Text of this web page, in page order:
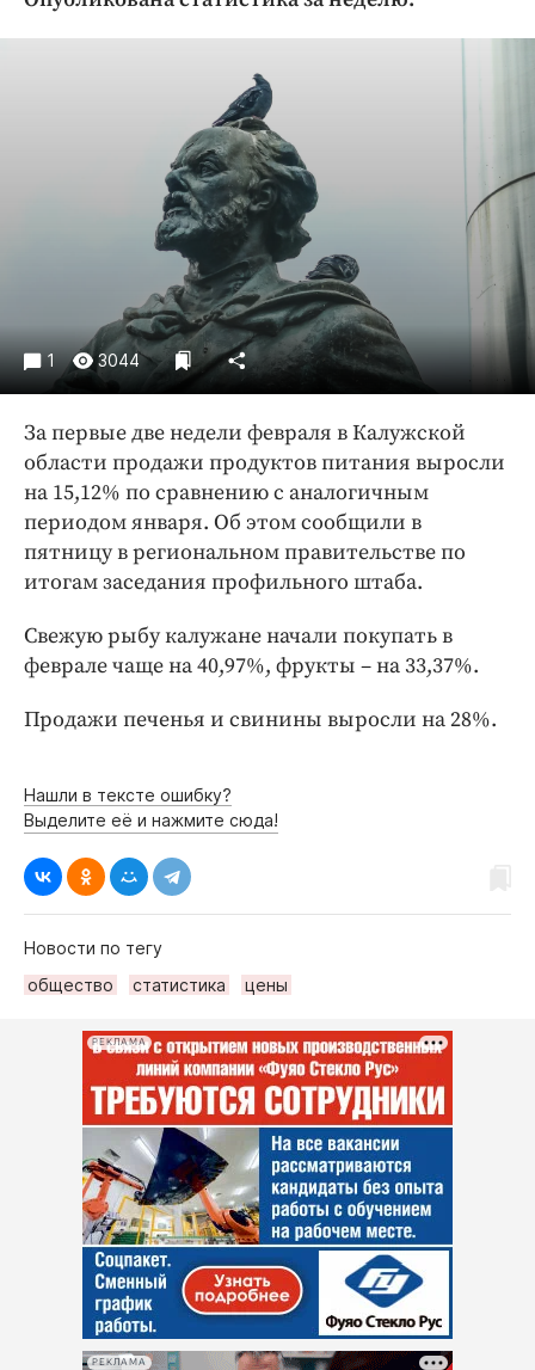
Недвижимость и ЖКХ
Образование
Общество
Праздники
Происшествия
Спорт
Экономика и бизнес
ПРОЕКТЫ
Блоги
Издания
Медиаперсона
Интересное чтиво
Клиника года
Работодатель года
1 3044
За первые две недели февраля в Калужской
области продажи продуктов питания выросли
на 15,12% по сравнению с аналогичным
периодом января. Об этом сообщили в
пятницу в региональном правительстве по
итогам заседания профильного штаба.
Свежую рыбу калужане начали покупать в
феврале чаще на 40,97%, фрукты – на 33,37%.
Продажи печенья и свинины выросли на 28%.
Нашли в тексте ошибку?
Выделите её и нажмите сюда!
Новости по тегу
общество
статистика цены
РЕКЛАМА
РЕКЛАМА